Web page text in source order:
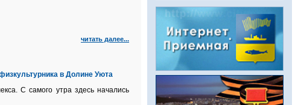
читать далее...
в Долине Уюта
С самого утра здесь начались